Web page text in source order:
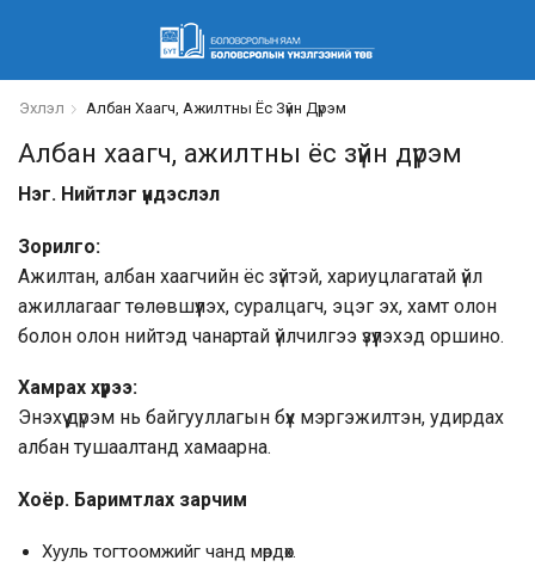
Эхлэл Албан Хаагч, Ажилтны Ёс Зүйн Дүрэм
Албан хаагч, ажилтны ёс зүйн дүрэм
Нэг. Нийтлэг үндэслэл
Зорилго:
Ажилтан, албан хаагчийн ёс зүйтэй, хариуцлагатай үйл
ажиллагааг төлөвшүүлэх, суралцагч, эцэг эх, хамт олон
болон олон нийтэд чанартай үйлчилгээ үзүүлэхэд оршино.
Хамрах хүрээ:
Энэхүү дүрэм нь байгууллагын бүх мэргэжилтэн, удирдах
албан тушаалтанд хамаарна.
Хоёр. Баримтлах зарчим
Хууль тогтоомжийг чанд мөрдөх.